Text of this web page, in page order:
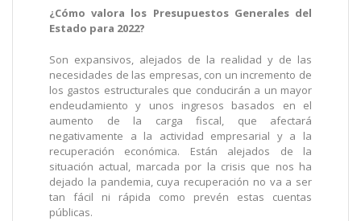
¿Cómo valora los Presupuestos Generales del
Estado para 2022?
Son expansivos, alejados de la realidad y de las
necesidades de las empresas, con un incremento de
los gastos estructurales que conducirán a un mayor
endeudamiento y unos ingresos basados en el
aumento de la carga fiscal, que afectará
negativamente a la actividad empresarial y a la
recuperación económica. Están alejados de la
situación actual, marcada por la crisis que nos ha
dejado la pandemia, cuya recuperación no va a ser
tan fácil ni rápida como prevén estas cuentas
públicas.